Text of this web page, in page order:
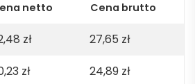
netto Cena brutto
zł 27,65 zł
zł 24,89 zł